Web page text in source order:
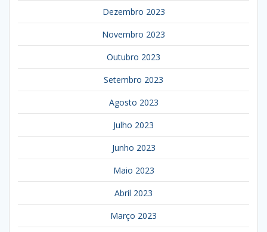
Dezembro 2023
Novembro 2023
Outubro 2023
Setembro 2023
Agosto 2023
Julho 2023
Junho 2023
Maio 2023
Abril 2023
Março 2023